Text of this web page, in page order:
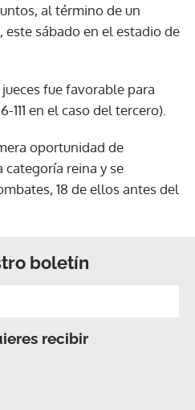
al término de un
sábado en el estadio de
fue favorable para
111 en el caso del tercero).
oportunidad de
categoría reina y se
18 de ellos antes del
boletín
recibir